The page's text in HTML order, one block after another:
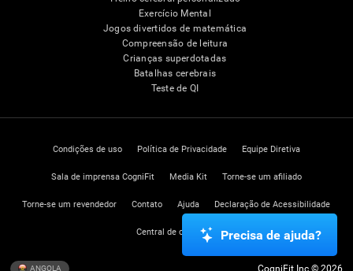
Exercício Mental
Jogos divertidos de matemática
Compreensão de leitura
Crianças superdotadas
Batalhas cerebrais
Teste de QI
Condições de uso Política de Privacidade Equipe Diretiva
Sala de imprensa CogniFit Media Kit Torne-se um afiliado
Torne-se um revendedor Contato Ajuda Declaração de Acessibilidade
Central de confiança
ANGOLA
Precisa de ajuda?